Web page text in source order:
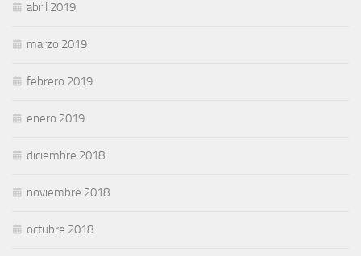
abril 2019
marzo 2019
febrero 2019
enero 2019
diciembre 2018
noviembre 2018
octubre 2018